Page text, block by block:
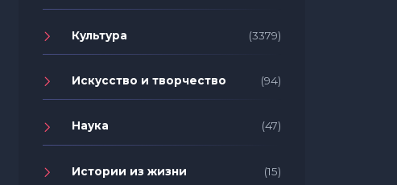
Культура (3379)
Искусство и творчество (94)
Наука (47)
Истории из жизни (15)